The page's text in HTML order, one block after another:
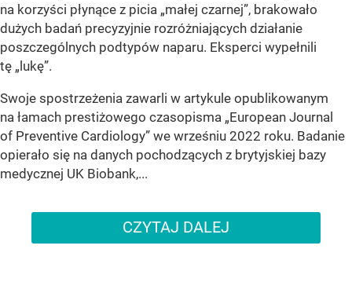
na korzyści płynące z picia „małej czarnej”, brakowało
dużych badań precyzyjnie rozróżniających działanie
poszczególnych podtypów naparu. Eksperci wypełnili
tę „lukę”.
Swoje spostrzeżenia zawarli w artykule opublikowanym
na łamach prestiżowego czasopisma „European Journal
of Preventive Cardiology” we wrześniu 2022 roku. Badanie
opierało się na danych pochodzących z brytyjskiej bazy
medycznej UK Biobank,...
CZYTAJ DALEJ